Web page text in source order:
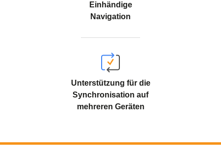
Einhändige
Navigation
Unterstützung für die
Synchronisation auf
mehreren Geräten